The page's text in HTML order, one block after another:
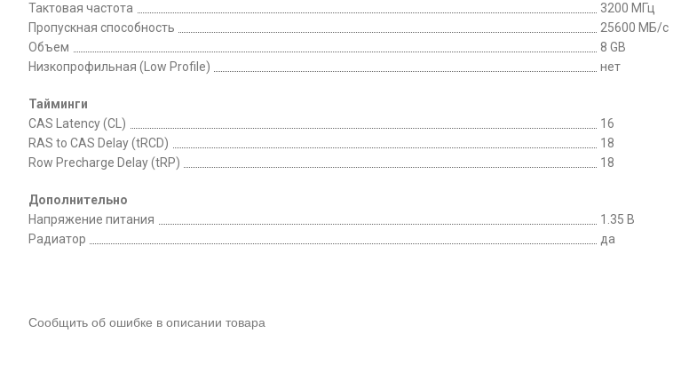
Тактовая частота
3200 МГц
Пропускная способность
25600 МБ/с
Объем
8 GB
Низкопрофильная (Low Profile)
нет
Тайминги
CAS Latency (CL)
16
RAS to CAS Delay (tRCD)
18
Row Precharge Delay (tRP)
18
Дополнительно
Напряжение питания
1.35 В
Радиатор
да
Сообщить об ошибке в описании товара